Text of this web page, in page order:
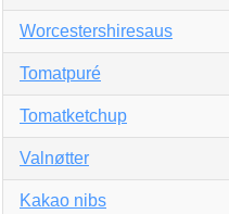
Worcestershiresaus
Tomatpuré
Tomatketchup
Valnøtter
Kakao nibs